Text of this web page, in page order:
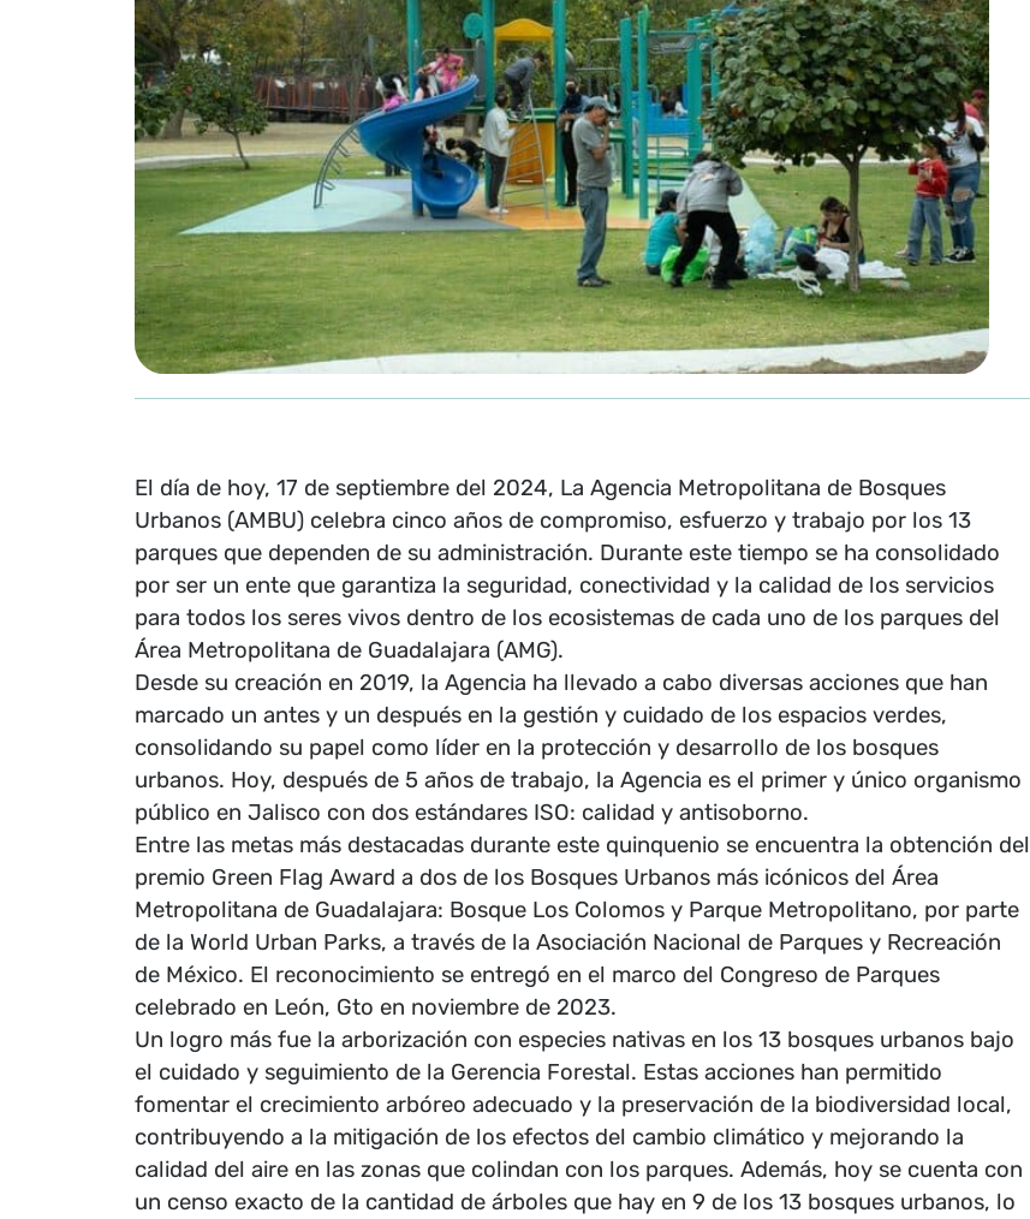
El día de hoy, 17 de septiembre del 2024, La Agencia Metropolitana de Bosques
Urbanos (AMBU) celebra cinco años de compromiso, esfuerzo y trabajo por los 13
parques que dependen de su administración. Durante este tiempo se ha consolidado
por ser un ente que garantiza la seguridad, conectividad y la calidad de los servicios
para todos los seres vivos dentro de los ecosistemas de cada uno de los parques del
Área Metropolitana de Guadalajara (AMG).
Desde su creación en 2019, la Agencia ha llevado a cabo diversas acciones que han
marcado un antes y un después en la gestión y cuidado de los espacios verdes,
consolidando su papel como líder en la protección y desarrollo de los bosques
urbanos. Hoy, después de 5 años de trabajo, la Agencia es el primer y único organismo
público en Jalisco con dos estándares ISO: calidad y antisoborno.
Entre las metas más destacadas durante este quinquenio se encuentra la obtención del
premio Green Flag Award a dos de los Bosques Urbanos más icónicos del Área
Metropolitana de Guadalajara: Bosque Los Colomos y Parque Metropolitano, por parte
de la World Urban Parks, a través de la Asociación Nacional de Parques y Recreación
de México. El reconocimiento se entregó en el marco del Congreso de Parques
celebrado en León, Gto en noviembre de 2023.
Un logro más fue la arborización con especies nativas en los 13 bosques urbanos bajo
el cuidado y seguimiento de la Gerencia Forestal. Estas acciones han permitido
fomentar el crecimiento arbóreo adecuado y la preservación de la biodiversidad local,
contribuyendo a la mitigación de los efectos del cambio climático y mejorando la
calidad del aire en las zonas que colindan con los parques. Además, hoy se cuenta con
un censo exacto de la cantidad de árboles que hay en 9 de los 13 bosques urbanos, lo